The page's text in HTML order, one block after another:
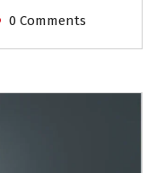
0 Comments